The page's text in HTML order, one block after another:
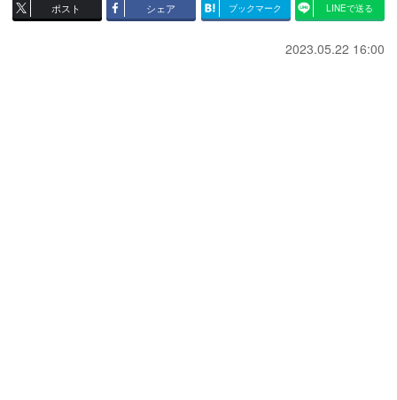
ポスト シェア ブックマーク LINEで送る
2023.05.22 16:00